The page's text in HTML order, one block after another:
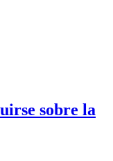
sobre la